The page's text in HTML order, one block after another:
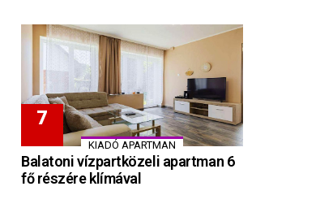
KIADÓ APARTMAN
Balatoni vízpartközeli apartman 6
fő részére klímával